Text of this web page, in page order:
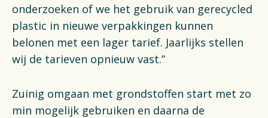
onderzoeken of we het gebruik van gerecycled
plastic in nieuwe verpakkingen kunnen
belonen met een lager tarief. Jaarlijks stellen
wij de tarieven opnieuw vast.”
Zuinig omgaan met grondstoffen start met zo
min mogelijk gebruiken en daarna de